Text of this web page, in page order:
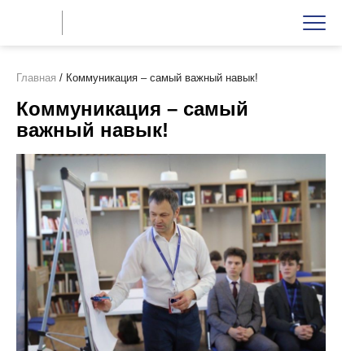
Главная / Коммуникация – самый важный навык!
Коммуникация – самый
важный навык!